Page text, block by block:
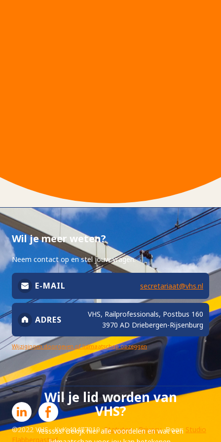
Wil je lid worden van
VHS?
Yesssss! Bekijk hier alle voordelen en wat een
Wil je meer weten?
Neem contact op en stel jouw vragen.
E-MAIL secretariaat@vhs.nl
ADRES
VHS, Railprofessionals, Postbus 160
3970 AD Driebergen-Rijsenburg
Wijzigingen doorgeven of lidmaatschap opzeggen
©2022 VHS KvK 40477010Statuten PrivacyDoor: Studio
Flabbergasted